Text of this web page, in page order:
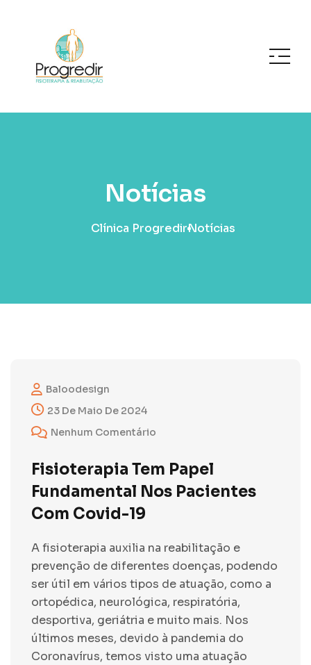
Notícias
Clínica ProgredirNotícias
Baloodesign
23 De Maio De 2024
Nenhum Comentário
Fisioterapia Tem Papel
Fundamental Nos Pacientes
Com Covid-19
A fisioterapia auxilia na reabilitação e
prevenção de diferentes doenças, podendo
ser útil em vários tipos de atuação, como a
ortopédica, neurológica, respiratória,
desportiva, geriátria e muito mais. Nos
últimos meses, devido à pandemia do
Coronavírus, temos visto uma atuação